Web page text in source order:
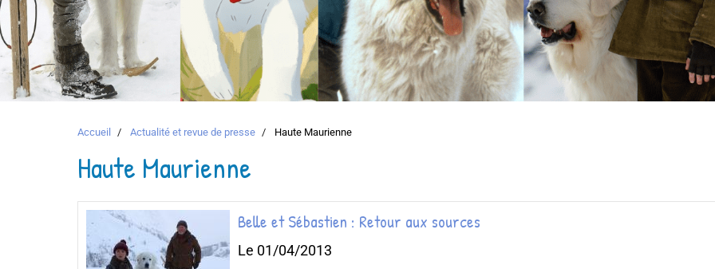
Accueil Actualité et revue de presse Haute Maurienne
Haute Maurienne
Belle et Sébastien : Retour aux sources
Le 01/04/2013